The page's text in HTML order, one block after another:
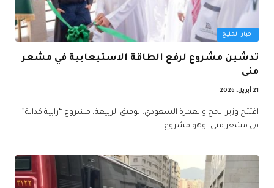
اخبار الخليج
تدشين مشروع لرفع الطاقة الاستيعابية في مشعر
منى
21 أبريل، 2026
افتتح وزير الحج والعمرة السعودي، توفيق الربيعة، مشروع “رابية كدانة”
في مشعر منى، وهو مشروع…